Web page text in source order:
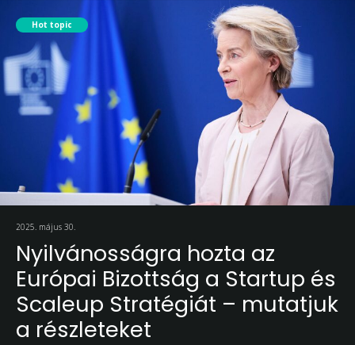
Hot topic
2025. május 30.
Nyilvánosságra hozta az
Európai Bizottság a Startup és
Scaleup Stratégiát – mutatjuk
a részleteket